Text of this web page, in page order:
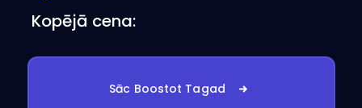
Kopējā cena:
Sāc Boostot Tagad